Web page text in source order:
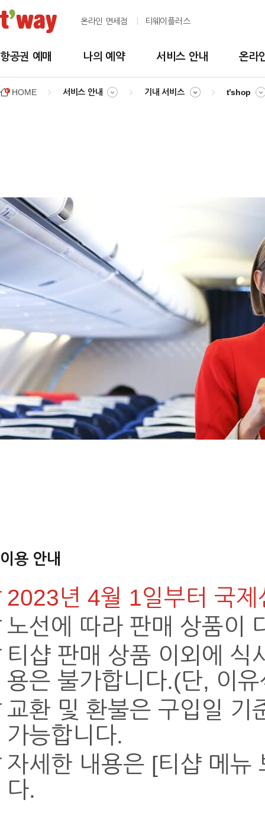
온라인 면세점 티웨이플러스
항공권 예매 나의 예약 서비스 안내 온라
HOME 서비스 안내 기내 서비스 t’shop
이용 안내
2023년 4월 1일부터 국
노선에 따라 판매 상품이
티샵 판매 상품 이외에 식
용은 불가합니다.(단, 이
교환 및 환불은 구입일 기
가능합니다.
자세한 내용은 [티샵 메뉴
다.